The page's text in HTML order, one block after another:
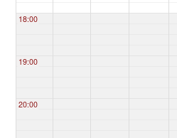
18:00
19:00
20:00